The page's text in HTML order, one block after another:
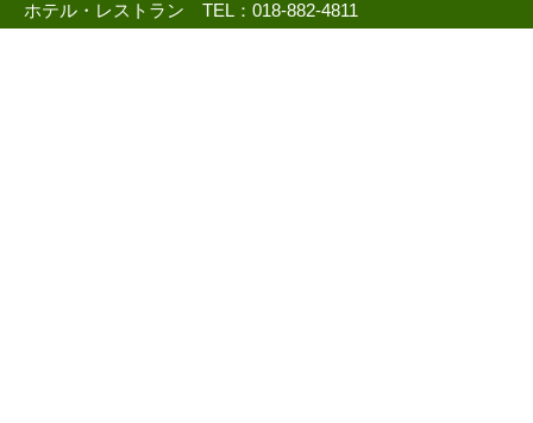
ホテル・レストラン TEL：018-882-4811